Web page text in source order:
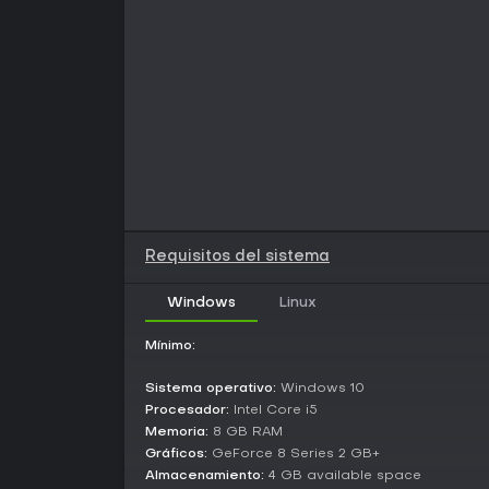
Requisitos del sistema
Windows Linux
Mínimo:
Sistema operativo: Windows 10
Procesador: Intel Core i5
Memoria: 8 GB RAM
Gráficos: GeForce 8 Series 2 GB+
Almacenamiento: 4 GB available space